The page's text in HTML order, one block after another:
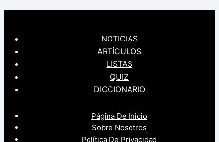
NOTICIAS
ARTÍCULOS
LISTAS
QUIZ
DICCIONARIO
Página De Inicio
Sobre Nosotros
Política De Privacidad